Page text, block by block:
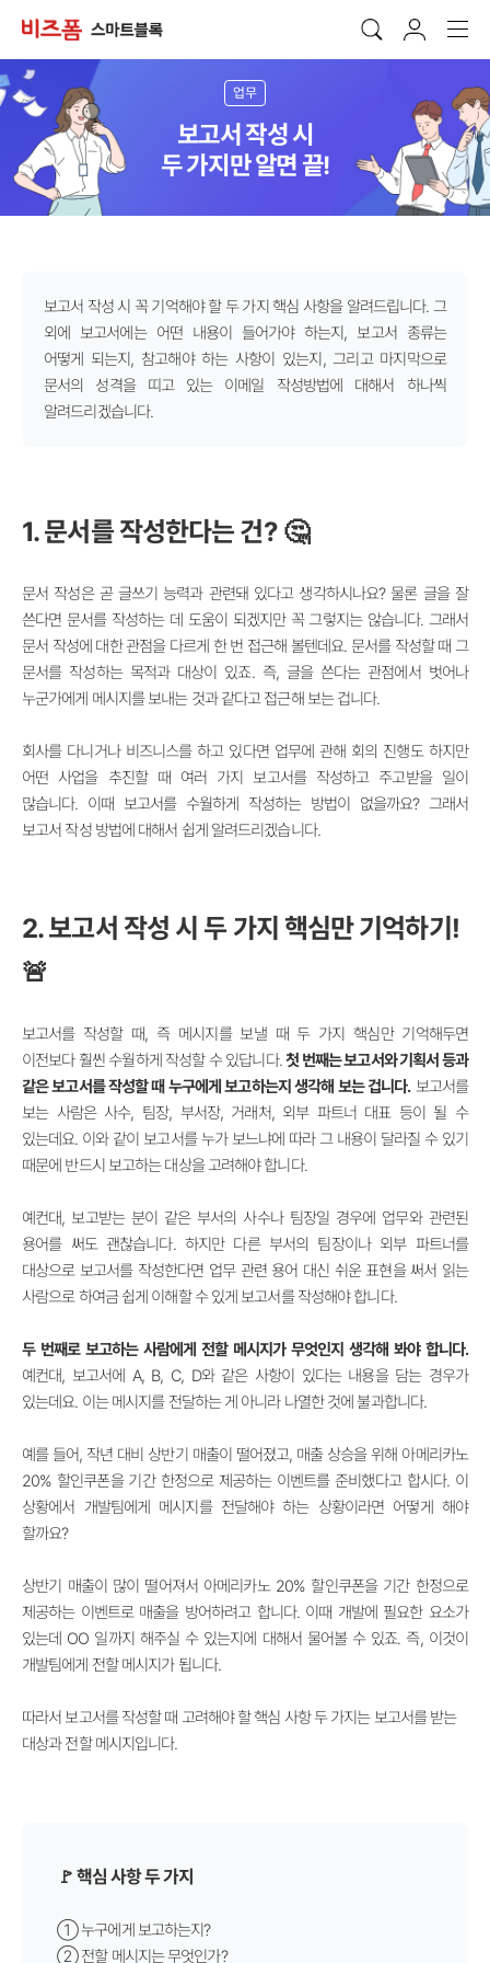
업무
보고서 작성 시
두 가지만 알면 끝!
보고서 작성 시 꼭 기억해야 할 두 가지 핵심 사항을 알려드립니다. 그
외에 보고서에는 어떤 내용이 들어가야 하는지, 보고서 종류는
어떻게 되는지, 참고해야 하는 사항이 있는지, 그리고 마지막으로
문서의 성격을 띠고 있는 이메일 작성방법에 대해서 하나씩
알려드리겠습니다.
1. 문서를 작성한다는 건? 🤔
문서 작성은 곧 글쓰기 능력과 관련돼 있다고 생각하시나요? 물론 글을 잘
쓴다면 문서를 작성하는 데 도움이 되겠지만 꼭 그렇지는 않습니다. 그래서
문서 작성에 대한 관점을 다르게 한 번 접근해 볼텐데요. 문서를 작성할 때 그
문서를 작성하는 목적과 대상이 있죠. 즉, 글을 쓴다는 관점에서 벗어나
누군가에게 메시지를 보내는 것과 같다고 접근해 보는 겁니다.
회사를 다니거나 비즈니스를 하고 있다면 업무에 관해 회의 진행도 하지만
어떤 사업을 추진할 때 여러 가지 보고서를 작성하고 주고받을 일이
많습니다. 이때 보고서를 수월하게 작성하는 방법이 없을까요? 그래서
보고서 작성 방법에 대해서 쉽게 알려드리겠습니다.
2. 보고서 작성 시 두 가지 핵심만 기억하기!
🚨
보고서를 작성할 때, 즉 메시지를 보낼 때 두 가지 핵심만 기억해두면
이전보다 훨씬 수월하게 작성할 수 있답니다.첫 번째는 보고서와 기획서 등과
같은 보고서를 작성할 때 누구에게 보고하는지 생각해 보는 겁니다.보고서를
보는 사람은 사수, 팀장, 부서장, 거래처, 외부 파트너 대표 등이 될 수
있는데요. 이와 같이 보고서를 누가 보느냐에 따라 그 내용이 달라질 수 있기
때문에 반드시 보고하는 대상을 고려해야 합니다.
예컨대, 보고받는 분이 같은 부서의 사수나 팀장일 경우에 업무와 관련된
용어를 써도 괜찮습니다. 하지만 다른 부서의 팀장이나 외부 파트너를
대상으로 보고서를 작성한다면 업무 관련 용어 대신 쉬운 표현을 써서 읽는
사람으로 하여금 쉽게 이해할 수 있게 보고서를 작성해야 합니다.
두 번째로 보고하는 사람에게 전할 메시지가 무엇인지 생각해 봐야 합니다.
예컨대, 보고서에 A, B, C, D와 같은 사항이 있다는 내용을 담는 경우가
있는데요. 이는 메시지를 전달하는 게 아니라 나열한 것에 불과합니다.
예를 들어, 작년 대비 상반기 매출이 떨어졌고, 매출 상승을 위해 아메리카노
20% 할인쿠폰을 기간 한정으로 제공하는 이벤트를 준비했다고 합시다. 이
상황에서 개발팀에게 메시지를 전달해야 하는 상황이라면 어떻게 해야
할까요?
상반기 매출이 많이 떨어져서 아메리카노 20% 할인쿠폰을 기간 한정으로
제공하는 이벤트로 매출을 방어하려고 합니다. 이때 개발에 필요한 요소가
있는데 OO 일까지 해주실 수 있는지에 대해서 물어볼 수 있죠. 즉, 이것이
개발팀에게 전할 메시지가 됩니다.
따라서 보고서를 작성할 때 고려해야 할 핵심 사항 두 가지는 보고서를 받는
대상과 전할 메시지입니다.
🚩 핵심 사항 두 가지
① 누구에게 보고하는지?
② 전할 메시지는 무엇인가?